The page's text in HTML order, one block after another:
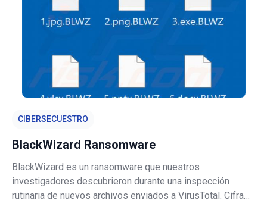
CIBERSECUESTRO
BlackWizard Ransomware
BlackWizard es un ransomware que nuestros
investigadores descubrieron durante una inspección
rutinaria de nuevos archivos enviados a VirusTotal. Cifra